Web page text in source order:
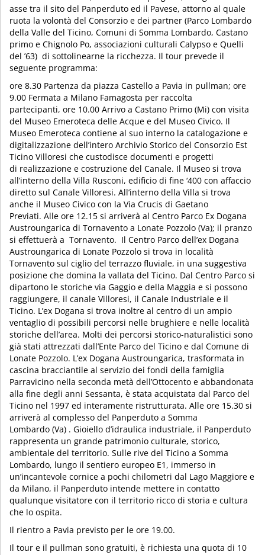
asse tra il sito del Panperduto ed il Pavese, attorno al quale
ruota la volontà del Consorzio e dei partner (Parco Lombardo
della Valle del Ticino, Comuni di Somma Lombardo, Castano
primo e Chignolo Po, associazioni culturali Calypso e Quelli
del ’63) di sottolinearne la ricchezza. Il tour prevede il
seguente programma:
ore 8.30 Partenza da piazza Castello a Pavia in pullman; ore
9.00 Fermata a Milano Famagosta per raccolta
partecipanti, ore 10.00 Arrivo a Castano Primo (Mi) con visita
del Museo Emeroteca delle Acque e del Museo Civico. Il
Museo Emeroteca contiene al suo interno la catalogazione e
digitalizzazione dell’intero Archivio Storico del Consorzio Est
Ticino Villoresi che custodisce documenti e progetti
di realizzazione e costruzione del Canale. Il Museo si trova
all’interno della Villa Rusconi, edificio di fine ‘400 con affaccio
diretto sul Canale Villoresi. All’interno della Villa si trova
anche il Museo Civico con la Via Crucis di Gaetano
Previati. Alle ore 12.15 si arriverà al Centro Parco Ex Dogana
Austroungarica di Tornavento a Lonate Pozzolo (Va); il pranzo
si effettuerà a Tornavento. Il Centro Parco dell’ex Dogana
Austroungarica di Lonate Pozzolo si trova in località
Tornavento sul ciglio del terrazzo fluviale, in una suggestiva
posizione che domina la vallata del Ticino. Dal Centro Parco si
dipartono le storiche via Gaggio e della Maggia e si possono
raggiungere, il canale Villoresi, il Canale Industriale e il
Ticino. L’ex Dogana si trova inoltre al centro di un ampio
ventaglio di possibili percorsi nelle brughiere e nelle località
storiche dell’area. Molti dei percorsi storico-naturalistici sono
già stati attrezzati dall’Ente Parco del Ticino e dal Comune di
Lonate Pozzolo. L’ex Dogana Austroungarica, trasformata in
cascina bracciantile al servizio dei fondi della famiglia
Parravicino nella seconda metà dell’Ottocento e abbandonata
alla fine degli anni Sessanta, è stata acquistata dal Parco del
Ticino nel 1997 ed interamente ristrutturata. Alle ore 15.30 si
arriverà al complesso del Panperduto a Somma
Lombardo (Va) . Gioiello d’idraulica industriale, il Panperduto
rappresenta un grande patrimonio culturale, storico,
ambientale del territorio. Sulle rive del Ticino a Somma
Lombardo, lungo il sentiero europeo E1, immerso in
un’incantevole cornice a pochi chilometri dal Lago Maggiore e
da Milano, il Panperduto intende mettere in contatto
qualunque visitatore con il territorio ricco di storia e cultura
che lo ospita.
Il rientro a Pavia previsto per le ore 19.00.
Il tour e il pullman sono gratuiti, è richiesta una quota di 10